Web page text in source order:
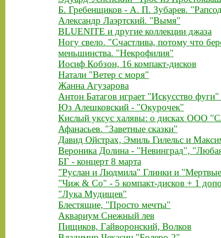
Б. Гребенщиков - А. П. Зубарев.
Александр Лаэртский. "Вымя"
BLUENITE и другие коллекции джаза
Ногу свело. "Счастлива, потому что
меньшинства. "Некрофилия"
Иосиф Кобзон, 16 компакт-дисков
Натали "Ветер с моря"
Жанна Агузарова
Антон Батагов играет "Искусство фуги"
Юз Алешковский - "Окурочек"
Кислый уксус халявы: о дисках ООО
Афанасьев. "Заветные сказки"
Давид Ойстрах, Эмиль Гилельс и
Вероника Долина - "Невинград",
БГ - концерт 8 марта
"Руслан и Людмила" Глинки и
"Чиж & Co" - 5 компакт-дисков + 1
"Лука Мудищев"
Блестящие, "Просто мечты"
Аквариум Снежный лев
Пищиков, Гайворонский, Волков